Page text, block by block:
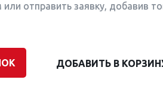
отправить заявку, добавив
ДОБАВИТЬ В